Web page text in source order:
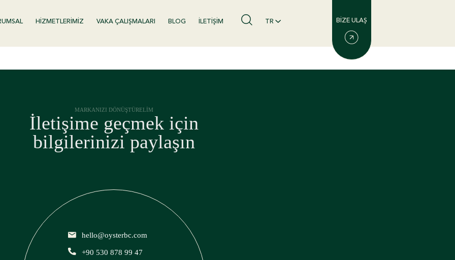
HİZMETLERİMİZ VAKA ÇALIŞMALARI BLOG İLETİŞİM TR BİZE ULAŞ
MARKANIZI DÖNÜŞTÜRELİM
İletişime geçmek için
bilgilerinizi paylaşın
hello@oysterbc.com
+90 530 878 99 47